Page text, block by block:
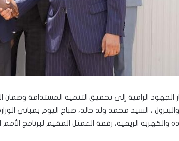
والبترول ، السيد محمد ولد خالد، صباح اليوم بمباني
والكهربة الريفية، رفقة الممثل المقيم لبرنامج